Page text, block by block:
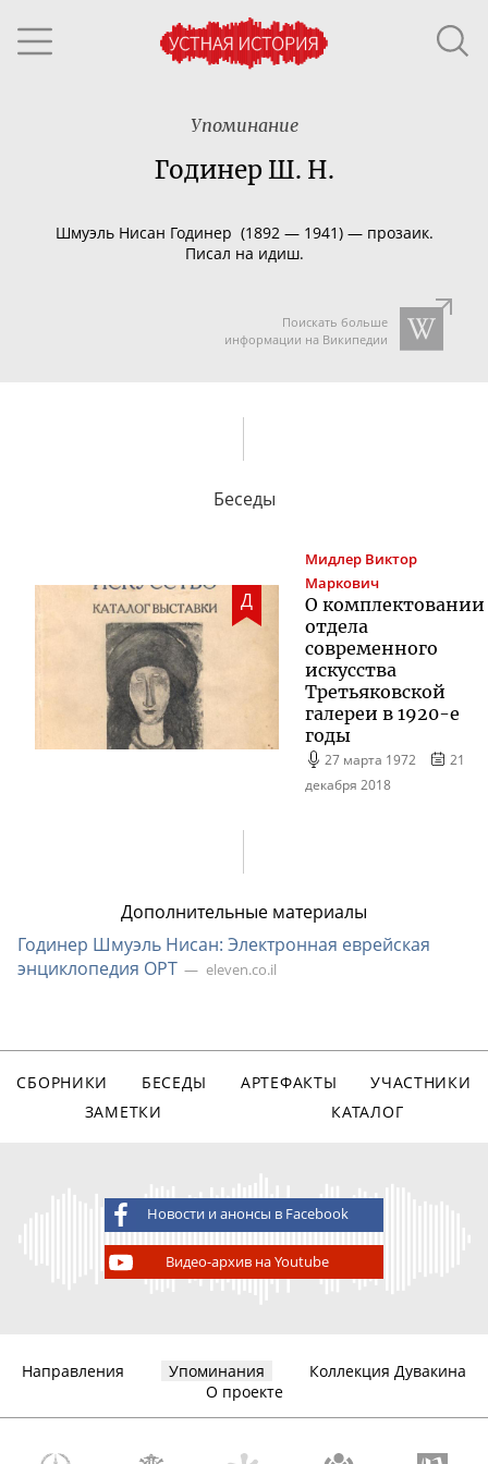
Упоминание
Годинер Ш. Н.
Шмуэль Нисан Годинер (1892 — 1941) — прозаик.
Писал на идиш.
Поискать больше
информации на Википедии
Беседы
Д
Мидлер Виктор
Маркович
О комплектовании
отдела
современного
искусства
Третьяковской
галереи в 1920-е
годы
27 марта 1972
21
декабря 2018
Дополнительные материалы
Годинер Шмуэль Нисан: Электронная еврейская
энциклопедия ОРТ
eleven.co.il
СБОРНИКИ БЕСЕДЫ АРТЕФАКТЫ
УЧАСТНИКИ
ЗАМЕТКИ
КАТАЛОГ
Новости и анонсы в Facebook
Видео-архив на Youtube
Направления Упоминания
Коллекция Дувакина
О проекте